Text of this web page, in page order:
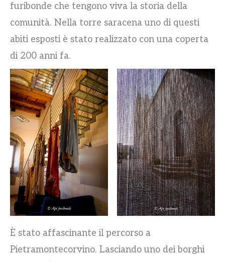
furibonde che tengono viva la storia della
comunità. Nella torre saracena uno di questi
abiti esposti è stato realizzato con una coperta
di 200 anni fa.
È stato affascinante il percorso a
Pietramontecorvino. Lasciando uno dei borghi